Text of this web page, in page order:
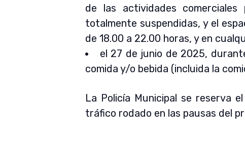
de las actividades comerciales
totalmente suspendidas, y el
de 18.00 a 22.00 horas, y en
el 27 de junio de 2025,
comida y/o bebida (incluida la
La Policía Municipal se reserva
tráfico rodado en las pausas del